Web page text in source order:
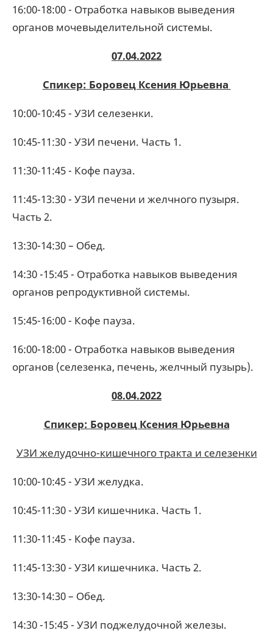
16:00-18:00 - Отработка навыков выведения
органов мочевыделительной системы.
07.04.2022
Спикер: Боровец Ксения Юрьевна
10:00-10:45 - УЗИ селезенки.
10:45-11:30 - УЗИ печени. Часть 1.
11:30-11:45 - Кофе пауза.
11:45-13:30 - УЗИ печени и желчного пузыря.
Часть 2.
13:30-14:30 – Обед.
14:30 -15:45 - Отработка навыков выведения
органов репродуктивной системы.
15:45-16:00 - Кофе пауза.
16:00-18:00 - Отработка навыков выведения
органов (селезенка, печень, желчный пузырь).
08.04.2022
Спикер: Боровец Ксения Юрьевна
УЗИ желудочно-кишечного тракта и селезенки
10:00-10:45 - УЗИ желудка.
10:45-11:30 - УЗИ кишечника. Часть 1.
11:30-11:45 - Кофе пауза.
11:45-13:30 - УЗИ кишечника. Часть 2.
13:30-14:30 – Обед.
14:30 -15:45 - УЗИ поджелудочной железы.